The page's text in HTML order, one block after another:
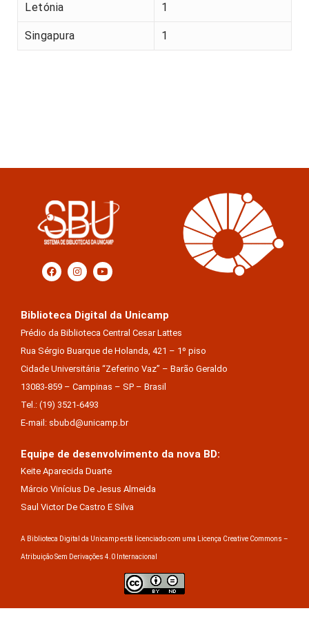
Letónia 1
Singapura 1
Biblioteca Digital da Unicamp
Prédio da Biblioteca Central Cesar Lattes
Rua Sérgio Buarque de Holanda, 421 – 1º piso
Cidade Universitária “Zeferino Vaz” – Barão Geraldo
13083-859 – Campinas – SP – Brasil
Tel.: (19) 3521-6493
E-mail: sbubd@unicamp.br
Equipe de desenvolvimento da nova BD:
Keite Aparecida Duarte
Márcio Vinícius De Jesus Almeida
Saul Victor De Castro E Silva
A Biblioteca Digital da Unicamp está licenciado com uma Licença Creative Commons –
Atribuição Sem Derivações 4.0 Internacional